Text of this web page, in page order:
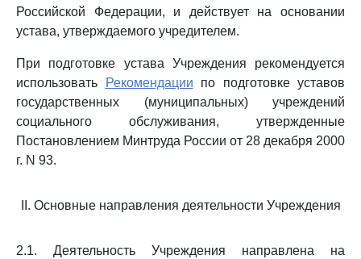
Российской Федерации, и действует на основании
устава, утверждаемого учредителем.
При подготовке устава Учреждения рекомендуется
использовать
Рекомендации по подготовке уставов
государственных (муниципальных) учреждений
социального обслуживания, утвержденные
Постановлением Минтруда России от 28 декабря 2000
г. N 93.
II. Основные направления деятельности Учреждения
2.1. Деятельность Учреждения направлена на